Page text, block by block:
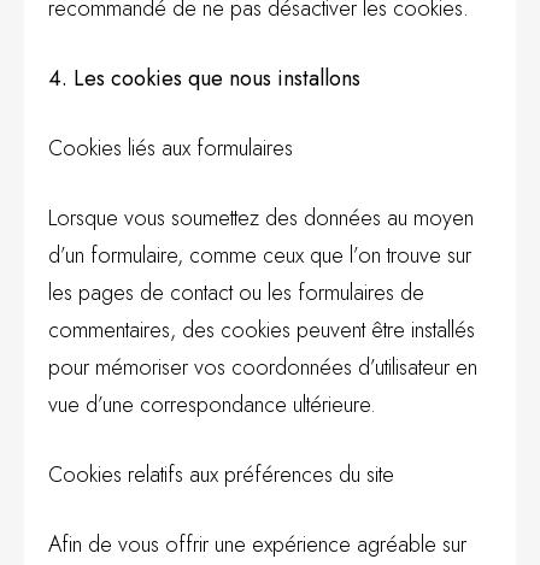
recommandé de ne pas désactiver les cookies.
4. Les cookies que nous installons
Cookies liés aux formulaires
Lorsque vous soumettez des données au moyen
d’un formulaire, comme ceux que l’on trouve sur
les pages de contact ou les formulaires de
commentaires, des cookies peuvent être installés
pour mémoriser vos coordonnées d’utilisateur en
vue d’une correspondance ultérieure.
Cookies relatifs aux préférences du site
Afin de vous offrir une expérience agréable sur